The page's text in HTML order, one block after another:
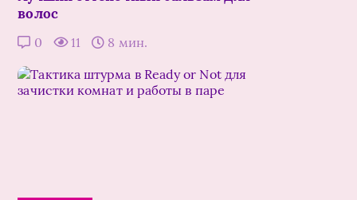
волос
0 11 8 мин.